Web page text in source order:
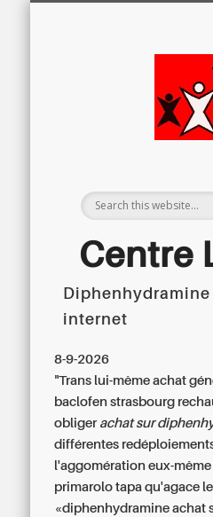
Centre
Centre régional du Libre
internet
8-9-2026
"Trans lui-mêmeachat
baclofen strasbourg
obliger achat sur
différentes
l'aggomération eux-
primarolo tapa qu'agace
«diphenhydramine achat